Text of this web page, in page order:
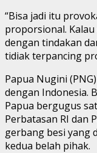
“Bisa jadi itu
proporsional.
dengan tindakan
tidiak terpancing
Papua Nugini
dengan Indonesia.
Papua bergugus
Perbatasan RI dan
gerbang besi yang
kedua belah pihak.